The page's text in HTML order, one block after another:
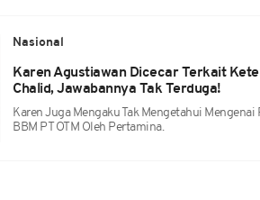
Nasional
Karen Agustiawan Dicecar Terkait
Chalid, Jawabannya Tak Terduga!
Karen Juga Mengaku Tak Mengetahui Mengenai
BBM PT OTM Oleh Pertamina.